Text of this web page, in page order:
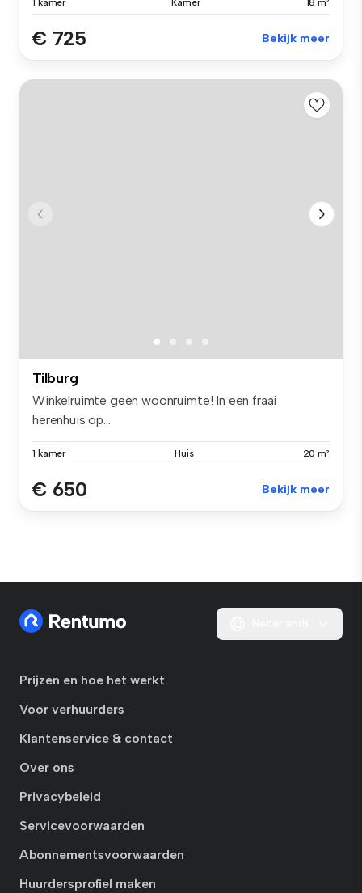
1 kamer Kamer 18 m²
€ 725 Bekijk meer
Tilburg
Winkelruimte geen woonruimte! In een fraai
herenhuis op...
1 kamer Huis 20 m²
€ 650 Bekijk meer
Prijzen en hoe het werkt
Voor verhuurders
Klantenservice & contact
Over ons
Privacybeleid
Servicevoorwaarden
Abonnementsvoorwaarden
Huurdersprofiel maken